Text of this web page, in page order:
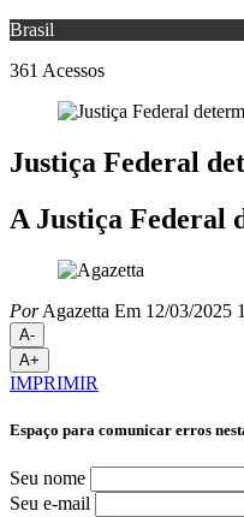
Brasil
361 Acessos
Justiça Federal
A Justiça Federal
PorAgazetta Em 12/03/2025
A-
A+
IMPRIMIR
Espaço para comunicar erros
Seu nome
Seu e-mail